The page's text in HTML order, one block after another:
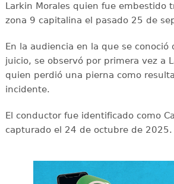
Larkin Morales quien fue embestido
zona 9 capitalina el pasado 25 de
En la audiencia en la que se conoció
juicio, se observó por primera vez a
quien perdió una pierna como
incidente.
El conductor fue identificado como
capturado el 24 de octubre de 2025.